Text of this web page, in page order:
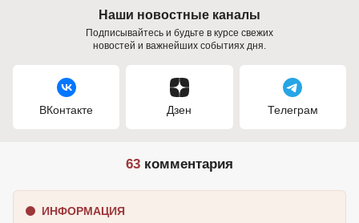
Наши новостные каналы
Подписывайтесь и будьте в курсе свежих
новостей и важнейших событиях дня.
ВКонтакте Дзен Телеграм
63 комментария
ИНФОРМАЦИЯ